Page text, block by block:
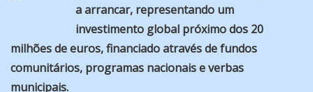
a arrancar, representando um
investimento global próximo dos 20
milhões de euros, financiado através de fundos
comunitários, programas nacionais e verbas
municipais.